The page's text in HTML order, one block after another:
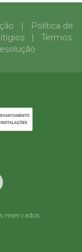
|
Política de
| Termos
reservados.